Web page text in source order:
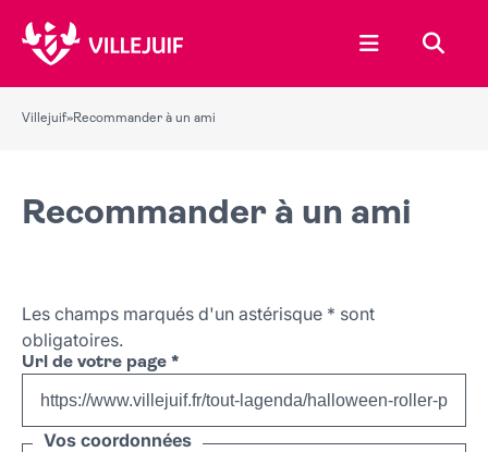
Ouvrir le
Villejuif»Recommander à un ami
Recommander à un ami
Les champs marqués d'un astérisque * sont
obligatoires.
Url de votre page *
Vos coordonnées